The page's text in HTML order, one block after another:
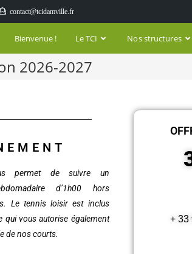
contact@tcidamville.fr
Bienvenue ! Le TCI Nos structures
2026-2027
permet de suivre un
d’1h00 hors
Le tennis loisir est inclus
qui vous autorise également
de nos courts.
+ 33